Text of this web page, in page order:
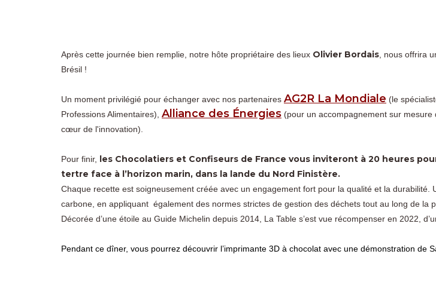
Après cette journée bien remplie, notre hôte propriétaire des lieux Olivier Bordais , nous offrira
Brésil !
Un moment privilégié pour échanger avec nos partenaires AG2R La Mondiale (le
Professions Alimentaires), Alliance des Énergies (pour un accompagnement sur
cœur de l'innovation).
Pour finir, les Chocolatiers et Confiseurs de France vous inviteront à 20 heures
tertre face à l’horizon marin, dans la lande du Nord Finistère.
Chaque recette est soigneusement créée avec un engagement fort pour la qualité et la
carbone, en appliquant également des normes strictes de gestion des déchets tout au long de la
Décorée d’une étoile au Guide Michelin depuis 2014, La Table s’est vue récompenser en 2022,
Pendant ce dîner, vous pourrez découvrir l’imprimante 3D à chocolat avec une démonstration de